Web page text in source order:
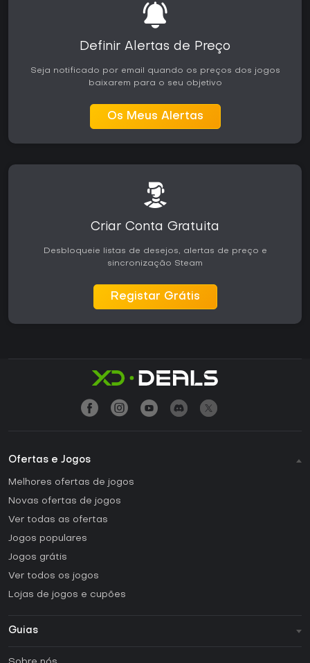
Definir Alertas de Preço
Seja notificado por email quando os preços dos jogos
baixarem para o seu objetivo
Os Meus Alertas
Criar Conta Gratuita
Desbloqueie listas de desejos, alertas de preço e
sincronização Steam
Registar Grátis
Ofertas e Jogos
Melhores ofertas de jogos
Novas ofertas de jogos
Ver todas as ofertas
Jogos populares
Jogos grátis
Ver todos os jogos
Lojas de jogos e cupões
Guias